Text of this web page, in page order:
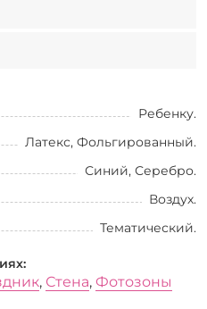
Ребенку.
Латекс, Фольгированный.
Синий, Серебро.
Воздух.
Тематический.
, Стена, Фотозоны